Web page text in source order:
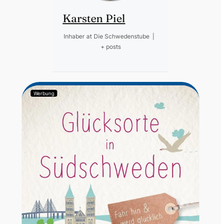
Karsten Piel
Inhaber at Die Schwedenstube
+ posts
Werbung